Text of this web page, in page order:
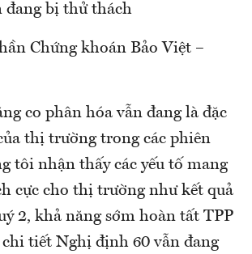
đang bị thử thách
Chứng khoán Bảo Việt –
co phân hóa vẫn đang là đặc
thị trường trong các phiên
tôi nhận thấy các yếu tố mang
cực cho thị trường như kết quả
2, khả năng sớm hoàn tất TPP
tiết Nghị định 60 vẫn đang